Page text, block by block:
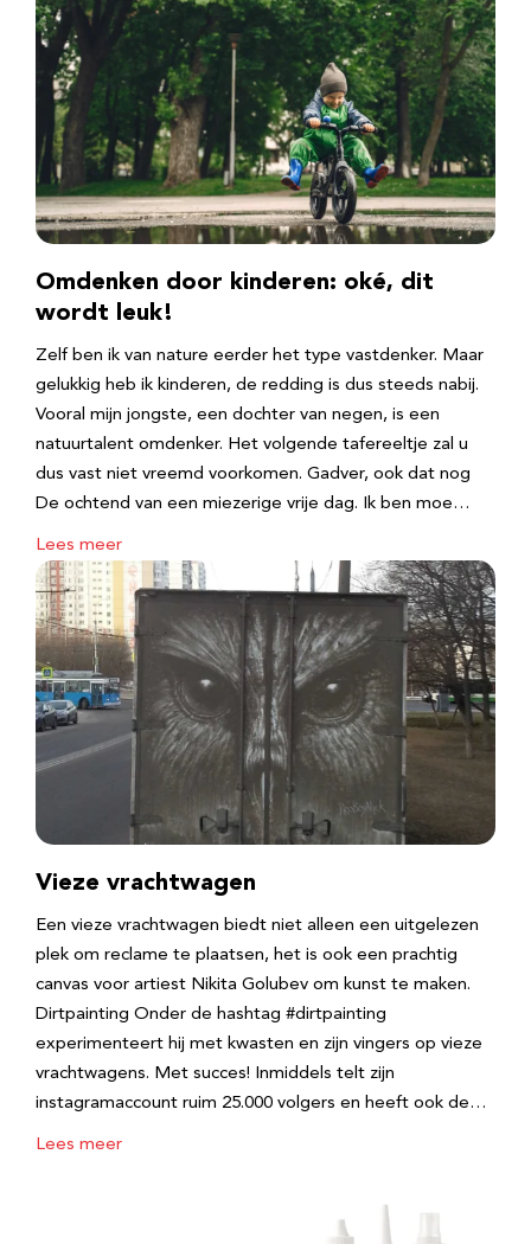
Omdenken door kinderen: oké, dit
wordt leuk!
Zelf ben ik van nature eerder het type vastdenker. Maar
gelukkig heb ik kinderen, de redding is dus steeds nabij.
Vooral mijn jongste, een dochter van negen, is een
natuurtalent omdenker. Het volgende tafereeltje zal u
dus vast niet vreemd voorkomen. Gadver, ook dat nog
De ochtend van een miezerige vrije dag. Ik ben moe…
Lees meer
Vieze vrachtwagen
Een vieze vrachtwagen biedt niet alleen een uitgelezen
plek om reclame te plaatsen, het is ook een prachtig
canvas voor artiest Nikita Golubev om kunst te maken.
Dirtpainting Onder de hashtag #dirtpainting
experimenteert hij met kwasten en zijn vingers op vieze
vrachtwagens. Met succes! Inmiddels telt zijn
instagramaccount ruim 25.000 volgers en heeft ook de…
Lees meer